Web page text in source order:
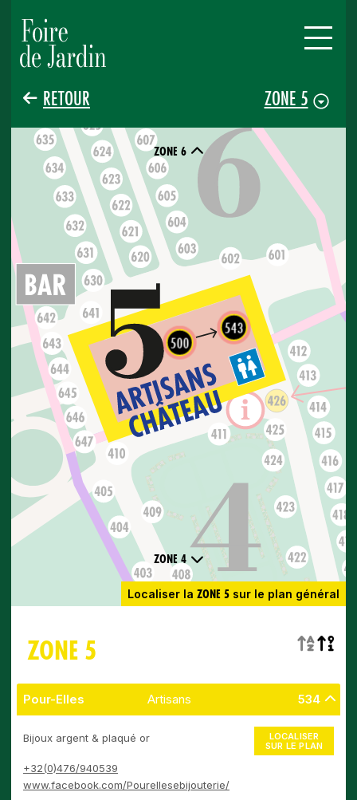
RETOUR ZONE 5
Localiser la ZONE 5sur le plan général
ZONE 6
ZONE 4
500
543
ZONE 5
Pour-Elles Artisans 534
Bijoux argent & plaqué or
+32(0)476/940539
www.facebook.com/Pourellesebijouterie/
LOCALISER
SUR LE PLAN